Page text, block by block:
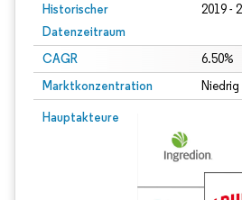
Historischer
Datenzeitraum
2019 -
CAGR 6.50%
Marktkonzentration Niedrig
Hauptakteure